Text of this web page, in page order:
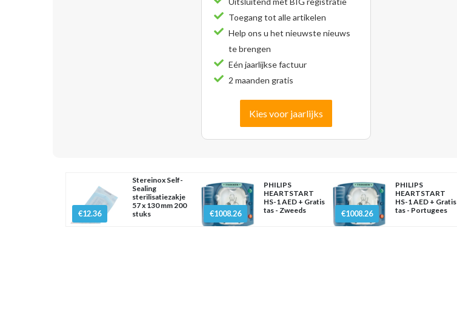
Toegang tot alle artikelen
Help ons u het nieuwste nieuws
te brengen
Eén jaarlijkse factuur
2 maanden gratis
Kies voor jaarlijks
€12.36
Stereinox Self-
Sealing
sterilisatiezakje
57 x 130 mm 200
stuks
€1008.26
PHILIPS
HEARTSTART
HS-1 AED + Gratis
tas - Zweeds
€1008.26
PHILIPS
HEARTSTART
HS-1 AED + Gratis
tas - Portugees